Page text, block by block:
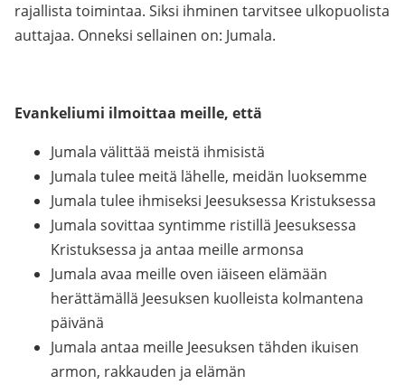
rajallista toimintaa. Siksi ihminen tarvitsee ulkopuolista
auttajaa. Onneksi sellainen on: Jumala.
Evankeliumi ilmoittaa meille, että
Jumala välittää meistä ihmisistä
Jumala tulee meitä lähelle, meidän luoksemme
Jumala tulee ihmiseksi Jeesuksessa Kristuksessa
Jumala sovittaa syntimme ristillä Jeesuksessa
Kristuksessa ja antaa meille armonsa
Jumala avaa meille oven iäiseen elämään
herättämällä Jeesuksen kuolleista kolmantena
päivänä
Jumala antaa meille Jeesuksen tähden ikuisen
armon, rakkauden ja elämän